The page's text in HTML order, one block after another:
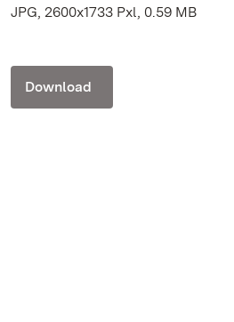
JPG, 2600x1733 Pxl, 0.59 MB
Download